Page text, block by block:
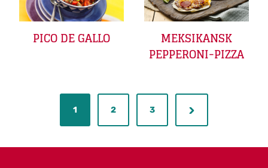
PICO DE GALLO
MEKSIKANSK
PEPPERONI-PIZZA
1 2 3